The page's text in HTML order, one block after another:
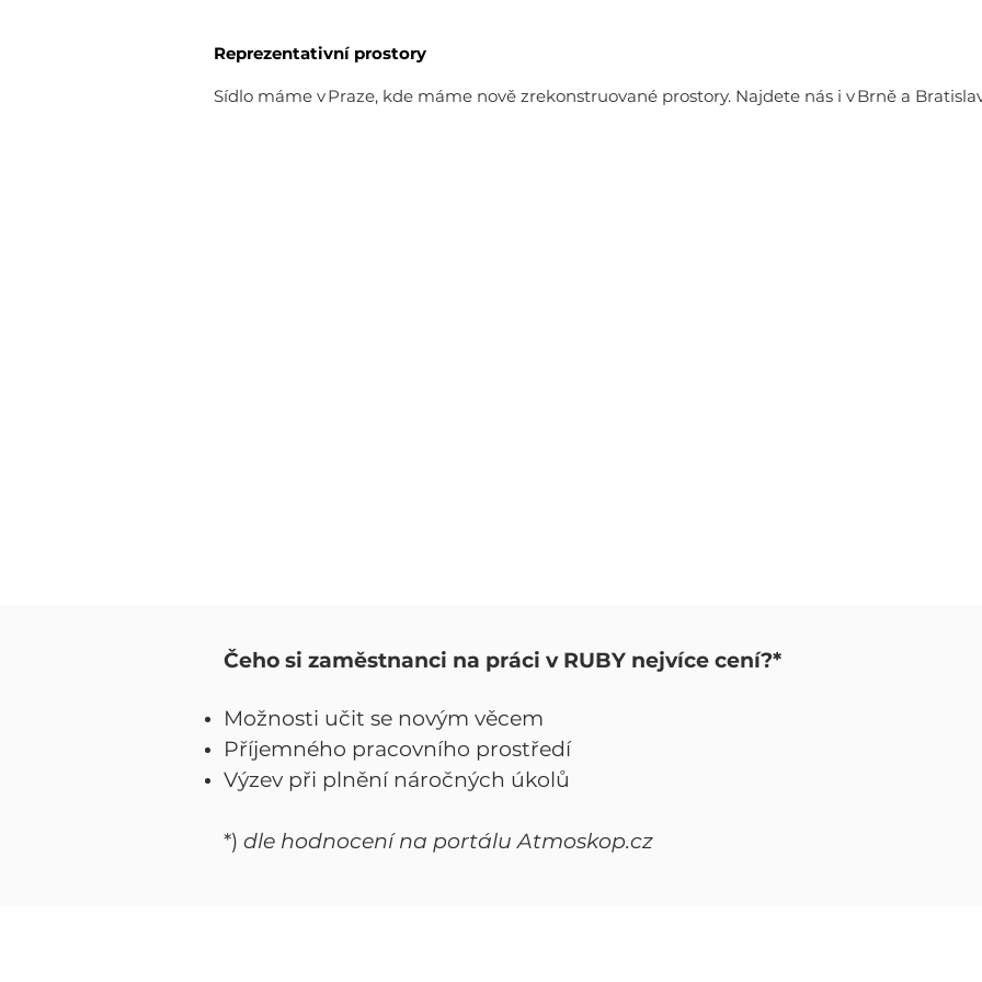
Reprezentativní prostory
Sídlo máme v Praze, kde máme nově zrekonstruované prostory. Najdete nás i v Brně a
Čeho si zaměstnanci na práci v RUBY nejvíce cení?*
Možnosti učit se novým věcem
Příjemného pracovního prostředí
Výzev při plnění náročných úkolů
*) dle hodnocení na portálu Atmoskop.cz